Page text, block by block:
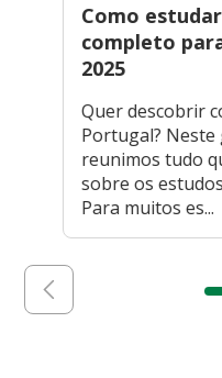
Como
completo
2025
Quer descobrir
Portugal?
reunimos tudo
sobre os
Para muitos es...